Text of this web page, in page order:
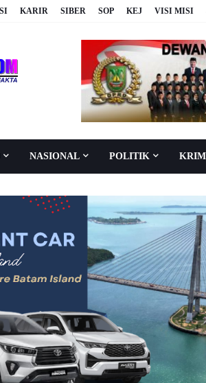
KARIR SIBER SOP KEJ VISI MISI
NASIONAL POLITIK